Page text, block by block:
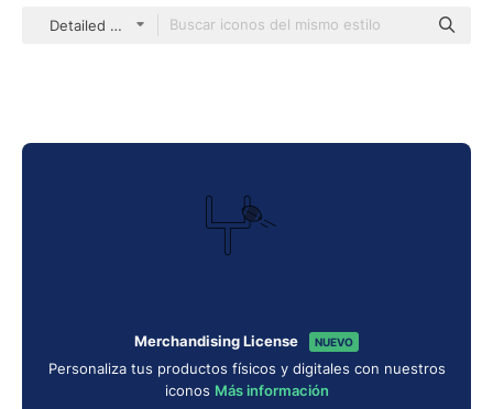
Detailed Offset Lineal color
Merchandising License NUEVO
Personaliza tus productos físicos y digitales con nuestros
iconos Más información